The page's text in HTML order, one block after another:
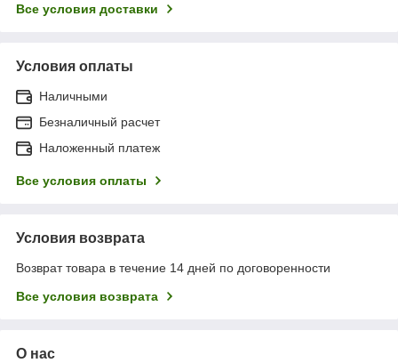
Все условия доставки
Условия оплаты
Наличными
Безналичный расчет
Наложенный платеж
Все условия оплаты
Условия возврата
Возврат товара в течение 14 дней по договоренности
Все условия возврата
О нас